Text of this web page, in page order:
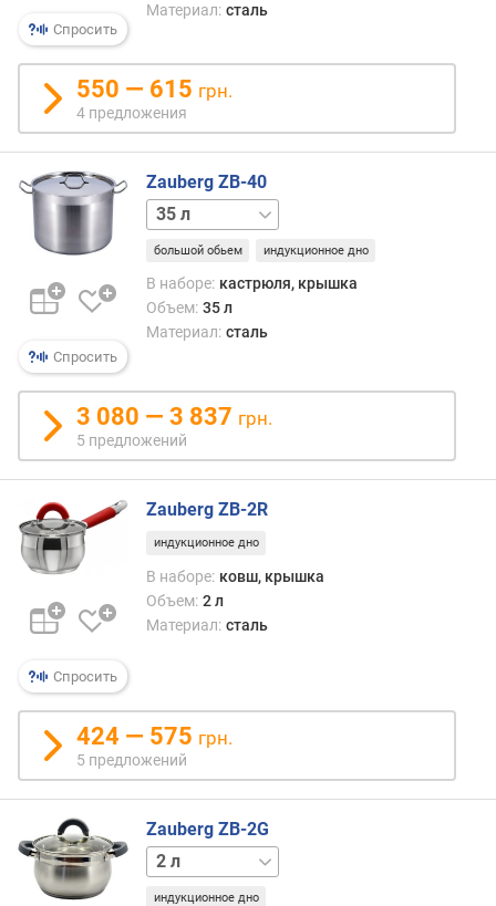
п
о
к
о
л
ч
е
т
у
е
д
л
о
ж
е
н
и
й
о
н
о
в
н
ы
х
р
е
д
Спросить
Материал: сталь
550 — 615 грн.
4 предложения
Спросить
Zauberg ZB-40
13 л 16 л 22 л
большой обьем индукционное дно
В наборе: кастрюля, крышка
Объем: 35 л
Материал: сталь
3 080 — 3 837 грн.
5 предложений
Спросить
Zauberg ZB-2R
индукционное дно
В наборе: ковш, крышка
Объем: 2 л
Материал: сталь
424 — 575 грн.
5 предложений
Zauberg ZB-2G
4 л 5 л
индукционное дно